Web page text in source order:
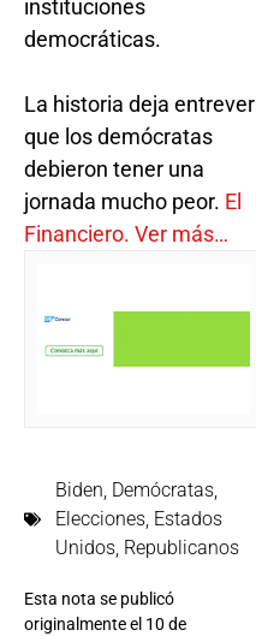
instituciones
democráticas.
La historia deja entrever
que los demócratas
debieron tener una
jornada mucho peor. El
Financiero. Ver más…
Biden, Demócratas,
Elecciones, Estados
Unidos, Republicanos
Esta nota se publicó
originalmente el 10 de